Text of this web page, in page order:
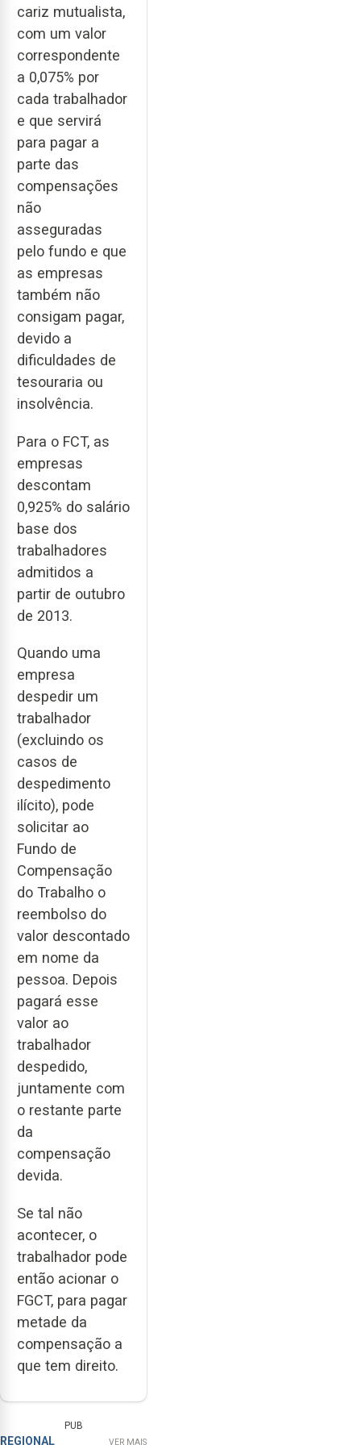
cariz mutualista,
com um valor
correspondente
a 0,075% por
cada trabalhador
e que servirá
para pagar a
parte das
compensações
não
asseguradas
pelo fundo e que
as empresas
também não
consigam pagar,
devido a
dificuldades de
tesouraria ou
insolvência.
Para o FCT, as
empresas
descontam
0,925% do salário
base dos
trabalhadores
admitidos a
partir de outubro
de 2013.
Quando uma
empresa
despedir um
trabalhador
(excluindo os
casos de
despedimento
ilícito), pode
solicitar ao
Fundo de
Compensação
do Trabalho o
reembolso do
valor descontado
em nome da
pessoa. Depois
pagará esse
valor ao
trabalhador
despedido,
juntamente com
o restante parte
da
compensação
devida.
Se tal não
acontecer, o
trabalhador pode
então acionar o
FGCT, para pagar
metade da
compensação a
que tem direito.
PUB
REGIONAL VER MAIS